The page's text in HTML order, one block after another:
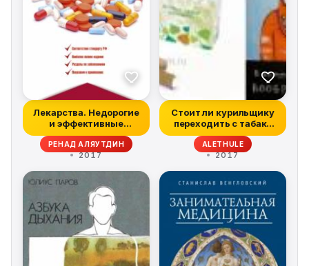
Лекарства. Недорогие
и эффективные
препараты для д...
РЕНАД АЛЯУТДИН
2017
Стоит ли курильщику
переходить с табака
на электро...
ALETHULE
2017